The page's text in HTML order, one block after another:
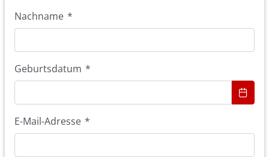
Nachname *
Geburtsdatum *
E-Mail-Adresse *